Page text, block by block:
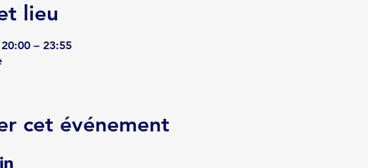
lieu
– 23:55
cet événement